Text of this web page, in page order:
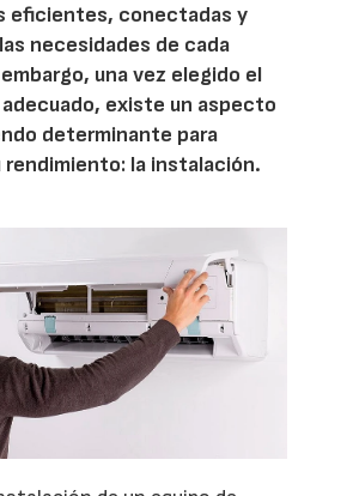
eficientes, conectadas y
necesidades de cada
una vez elegido el
existe un aspecto
determinante para
rendimiento: la instalación.